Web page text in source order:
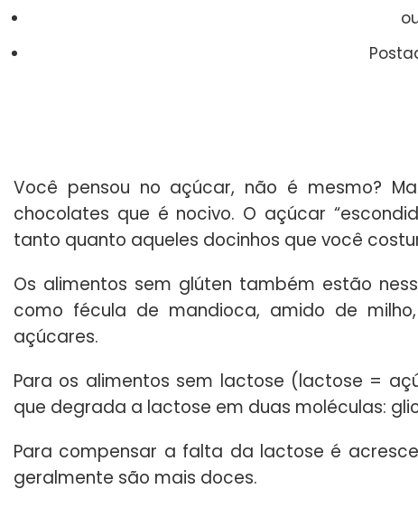
Você pensou no açúcar, não é mesmo?
chocolates que é nocivo. O açúcar
tanto quanto aqueles docinhos que você
Os alimentos sem glúten também estão
como fécula de mandioca, amido de
açúcares.
Para os alimentos sem lactose (lactose =
que degrada a lactose em duas moléculas:
Para compensar a falta da lactose é
geralmente são mais doces.